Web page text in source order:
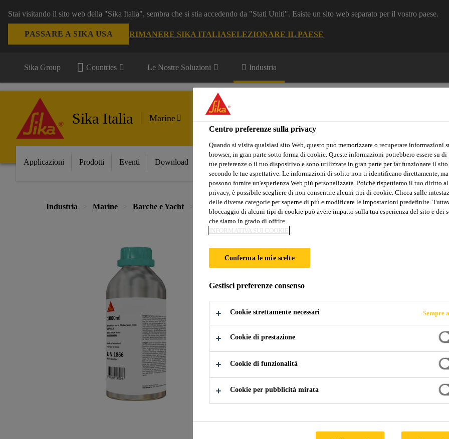
Stai visitando il sito web della "Sika Italia", sembra che si stia accedendo da "Stati Uniti". Esiste un sito web separato per il vostro paese.
PASSARE A SIKA USA RIMANERE SIKA ITALIASELEZIONARE IL PAESE
Sika Group Countries Le Nostre Soluzioni Industria
Sika Italia Marine
Applicazioni Prodotti Eventi Download FAQ Chi Siamo: Marine
Industria Marine Barche e Yacht Sigillatura per Interni Sika® Primer-209 D
Sika® Primer-209
Primer pigmentato a base solvente per
Sika® Primer-209 D è un primer nero a base
sottile. Questo strato funge da collegamento tra substrati e adesivi.
specificamente formulato per il trattamento di
poliuretani Sika monocomponenti. Questo primer
Mostra di più +
Centro preferenze sulla privacy
Quando si visita qualsiasi sito Web, questo può memorizzare o recuperare informazioni
browser, in gran parte sotto forma di cookie. Queste informazioni potrebbero essere su di
tue preferenze o il tuo dispositivo e sono utilizzate in gran parte per far funzionare il sito
secondo le tue aspettative. Le informazioni di solito non ti identificano direttamente, ma
possono fornire un'esperienza Web più personalizzata. Poiché rispettiamo il tuo diritto
privacy, è possibile scegliere di non consentire alcuni tipi di cookie. Clicca sulle
delle diverse categorie per saperne di più e modificare le impostazioni predefinite.
bloccaggio di alcuni tipi di cookie può avere impatto sulla tua esperienza del sito e dei
che siamo in grado di offrire.
INFORMATIVA SUI COOKIE
Conferma le mie scelte
Gestisci preferenze consenso
Cookie strettamente necessari Sempre
Cookie di prestazione
Cookie di funzionalità
Cookie per pubblicità mirata